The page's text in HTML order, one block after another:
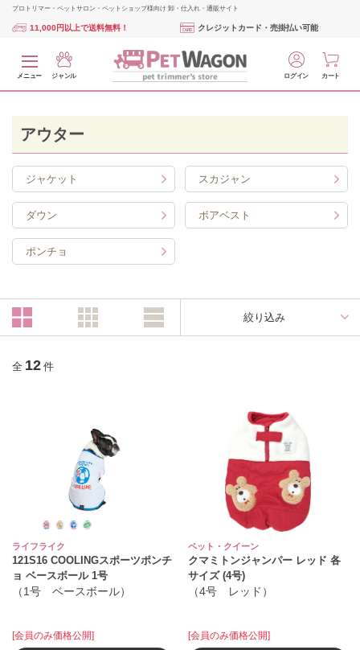
プロトリマー・ペットサロン・ペットショップ様向け 卸・仕入れ・通販サイト
11,000円以上で送料無料！ クレジットカード・売掛払い可能
メニュー ジャンル ログイン カート
アウター
ジャケット スカジャン
ダウン ボアベスト
ポンチョ
絞り込み
全 12 件
ライフライク
121S16 COOLINGスポーツポンチ
ョ ベースボール 1号
（1号 ベースボール）
[会員のみ価格公開]
ペット・クイーン
クマミトンジャンパー レッド 各
サイズ (4号)
（4号 レッド）
[会員のみ価格公開]